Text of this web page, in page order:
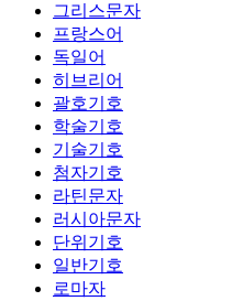
그리스문자
프랑스어
독일어
히브리어
괄호기호
학술기호
기술기호
첨자기호
라틴문자
러시아문자
단위기호
일반기호
로마자